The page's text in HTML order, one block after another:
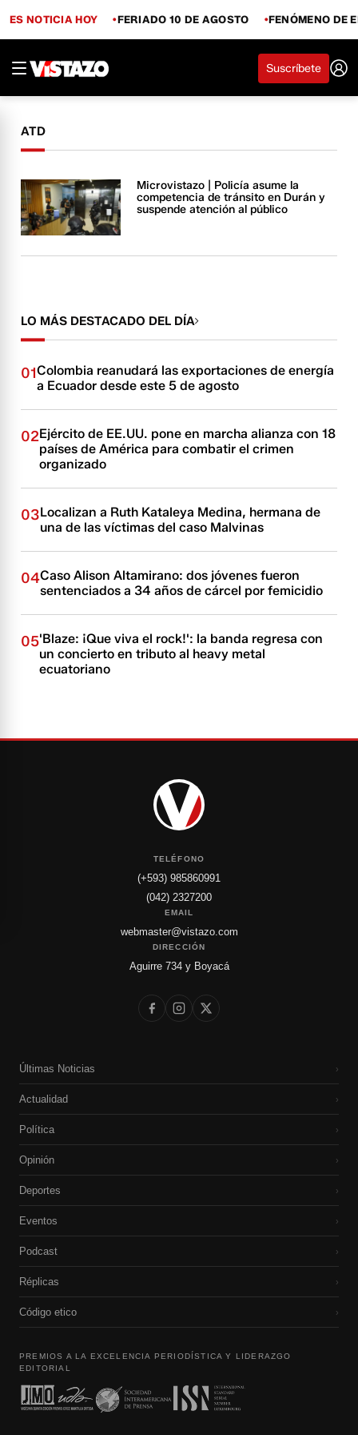
ES NOTICIA HOY FERIADO 10 DE AGOSTO FENÓMENO DE
Suscríbete
ATD
Microvistazo | Policía asume la
competencia de tránsito en Durán y
suspende atención al público
LO MÁS DESTACADO DEL DÍA
01Colombia reanudará las exportaciones de energía
a Ecuador desde este 5 de agosto
02Ejército de EE.UU. pone en marcha alianza con 18
países de América para combatir el crimen
organizado
03Localizan a Ruth Kataleya Medina, hermana de
una de las víctimas del caso Malvinas
04Caso Alison Altamirano: dos jóvenes fueron
sentenciados a 34 años de cárcel por femicidio
05'Blaze: ¡Que viva el rock!': la banda regresa con
un concierto en tributo al heavy metal
ecuatoriano
TELÉFONO
(+593) 985860991
(042) 2327200
EMAIL
webmaster@vistazo.com
DIRECCIÓN
Aguirre 734 y Boyacá
Últimas Noticias ›
Actualidad ›
Política ›
Opinión ›
Deportes ›
Eventos ›
Podcast ›
Réplicas ›
Código etico ›
PREMIOS A LA EXCELENCIA PERIODÍSTICA Y LIDERAZGO
EDITORIAL